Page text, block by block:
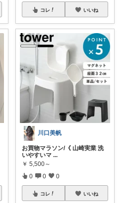
コレ いいね
川口美帆
お買物マラソン/《 山崎実業 洗
いやすいマ ...
￥ 5,500～
0 0 0
コレ いいね